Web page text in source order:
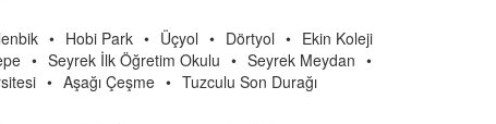
• Hobi Park • Üçyol • Dörtyol • Ekin Koleji
• Seyrek İlk Öğretim Okulu • Seyrek Meydan •
• Aşağı Çeşme • Tuzculu Son Durağı